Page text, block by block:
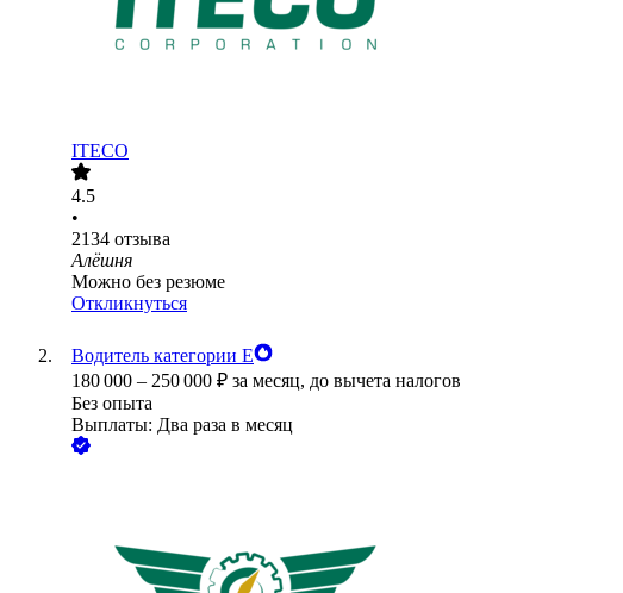
ITECO
4.5
•
2134 отзыва
Алёшня
Можно без резюме
Откликнуться
Водитель категории Е
180 000 – 250 000 ₽ за месяц, до вычета налогов
Без опыта
Выплаты: Два раза в месяц